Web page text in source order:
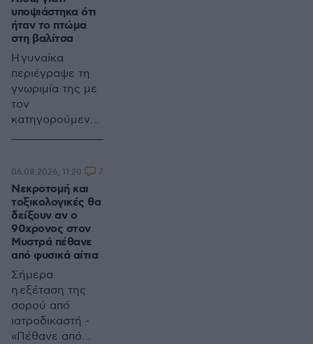
υποψιάστηκα ότι
ήταν το πτώμα
στη βαλίτσα
Η γυναίκα
περιέγραψε τη
γνωριμία της με
τον
κατηγορούμενο,
Ελλάδα, τις
επαφές τους με
την 38χρονη
Βρετανίδα, αλλά
και μια σειρά
περιστατικών
που της
προκάλεσαν
έντονη ανησυχία
Νεκροτομή και
τοξικολογικές θα
δείξουν αν ο
90χρονος στον
Μυστρά πέθανε
από φυσικά αίτια
Σήμερα
η εξέταση της
σορού από
ιατροδικαστή -
«Πέθανε από
06.08.2026, 11:20 2